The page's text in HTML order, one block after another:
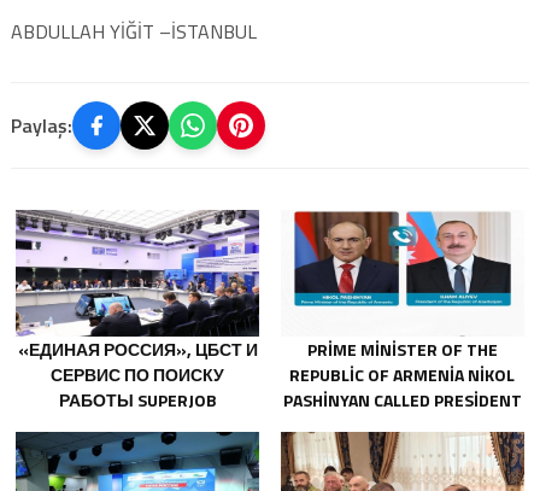
ABDULLAH YİĞİT –İSTANBUL
Paylaş:
«ЕДИНАЯ РОССИЯ», ЦБСТ И
СЕРВИС ПО ПОИСКУ
РАБОТЫ SUPERJOB
РОССИИ
СПЕЦИАЛИЗИРОВАННУЮ
PRIME MINISTER OF THE
REPUBLIC OF ARMENIA NIKOL
PASHINYAN CALLED PRESIDENT
AZERBAIJAN ILHAM ALIYEV